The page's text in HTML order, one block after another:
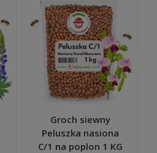
Groch siewny
Peluszka nasiona
C/1 na poplon 1 KG